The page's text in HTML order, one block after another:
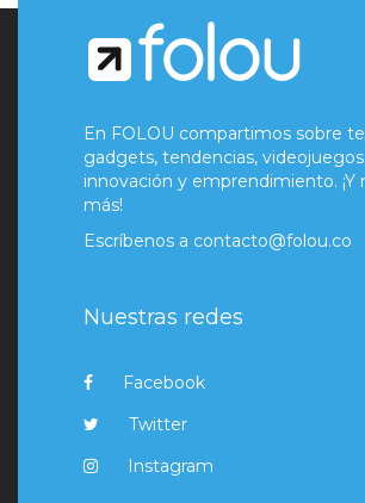
En FOLOU compartimos sobre
gadgets, tendencias,
innovación y emprendimiento. ¡Y
más!
Escríbenos a contacto@folou.co
Nuestras redes
Facebook
Twitter
Instagram